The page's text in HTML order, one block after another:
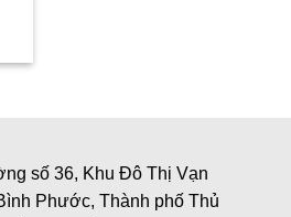
số 36, Khu Đô Thị Vạn
Phước, Thành phố Thủ